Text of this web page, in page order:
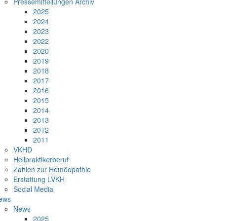
2025
2024
2023
2022
2020
2019
2018
2017
2016
2015
2014
2013
2012
2011
VKHD
Heilpraktikerberuf
Zahlen zur Homöopathie
Erstattung LVKH
Social Media
News
2025